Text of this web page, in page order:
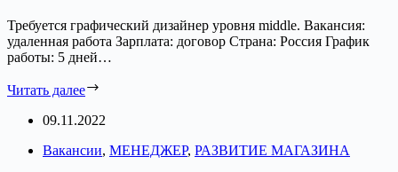
Требуется графический дизайнер уровня middle. Вакансия:
удаленная работа Зарплата: договор Страна: Россия График
работы: 5 дней…
Читать далее
09.11.2022
Вакансии, МЕНЕДЖЕР, РАЗВИТИЕ МАГАЗИНА